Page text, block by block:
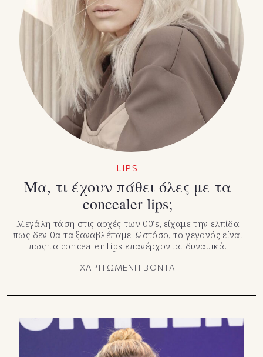
LIPS
Μα, τι έχουν πάθει όλες με τα
concealer lips;
Μεγάλη τάση στις αρχές των 00's, είχαμε την ελπίδα
πως δεν θα τα ξαναβλέπαμε. Ωστόσο, το γεγονός είναι
πως τα concealer lips επανέρχονται δυναμικά.
ΧΑΡΙΤΩΜΕΝΗ ΒΟΝΤΑ